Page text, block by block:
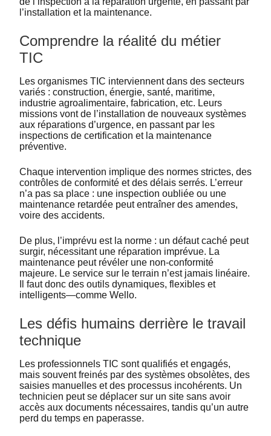
l’installation et la maintenance.
Comprendre la réalité du métier
TIC
Les organismes TIC interviennent dans des secteurs
variés : construction, énergie, santé, maritime,
industrie agroalimentaire, fabrication, etc. Leurs
missions vont de l’installation de nouveaux systèmes
aux réparations d’urgence, en passant par les
inspections de certification et la maintenance
préventive.
Chaque intervention implique des normes strictes, des
contrôles de conformité et des délais serrés. L’erreur
n’a pas sa place : une inspection oubliée ou une
maintenance retardée peut entraîner des amendes,
voire des accidents.
De plus, l’imprévu est la norme : un défaut caché peut
surgir, nécessitant une réparation imprévue. La
maintenance peut révéler une non-conformité
majeure. Le service sur le terrain n’est jamais linéaire.
Il faut donc des outils dynamiques, flexibles et
intelligents—comme Wello.
Les défis humains derrière le travail
technique
Les professionnels TIC sont qualifiés et engagés,
mais souvent freinés par des systèmes obsolètes, des
saisies manuelles et des processus incohérents. Un
technicien peut se déplacer sur un site sans avoir
accès aux documents nécessaires, tandis qu’un autre
perd du temps en paperasse.